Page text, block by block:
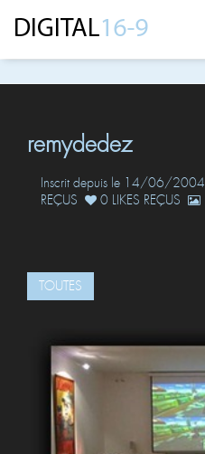
remydedez
Inscrit depuis le 14/06/2004
REÇUS
0 LIKES REÇUS
TOUTES